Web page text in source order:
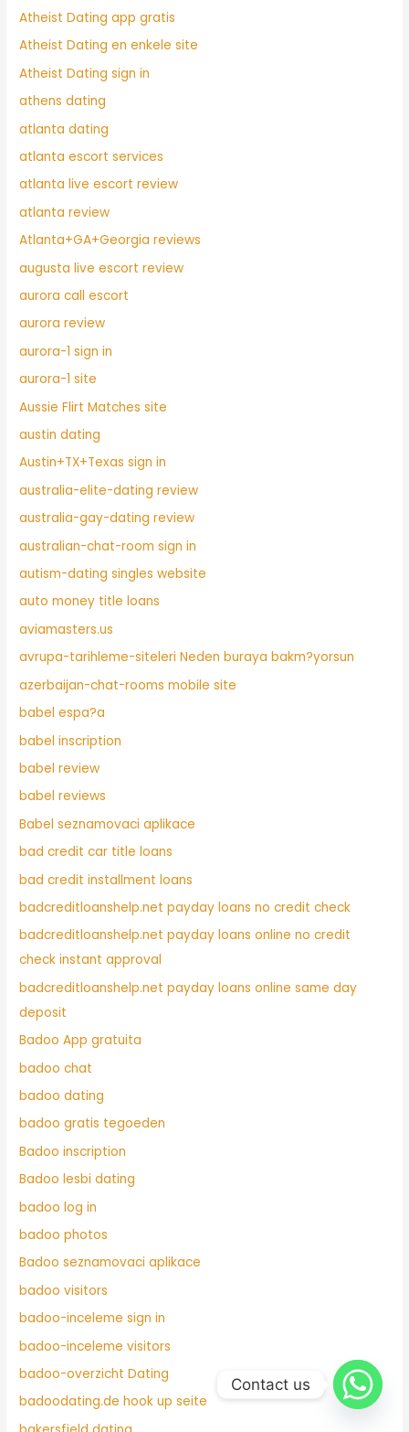
Atheist Dating app gratis
Atheist Dating en enkele site
Atheist Dating sign in
athens dating
atlanta dating
atlanta escort services
atlanta live escort review
atlanta review
Atlanta+GA+Georgia reviews
augusta live escort review
aurora call escort
aurora review
aurora-1 sign in
aurora-1 site
Aussie Flirt Matches site
austin dating
Austin+TX+Texas sign in
australia-elite-dating review
australia-gay-dating review
australian-chat-room sign in
autism-dating singles website
auto money title loans
aviamasters.us
avrupa-tarihleme-siteleri Neden buraya bakm?yorsun
azerbaijan-chat-rooms mobile site
babel espa?a
babel inscription
babel review
babel reviews
Babel seznamovaci aplikace
bad credit car title loans
bad credit installment loans
badcreditloanshelp.net payday loans no credit check
badcreditloanshelp.net payday loans online no credit
check instant approval
badcreditloanshelp.net payday loans online same day
deposit
Badoo App gratuita
badoo chat
badoo dating
badoo gratis tegoeden
Badoo inscription
Badoo lesbi dating
badoo log in
badoo photos
Badoo seznamovaci aplikace
badoo visitors
badoo-inceleme sign in
badoo-inceleme visitors
badoo-overzicht Dating
badoodating.de hook up seite
Contact us